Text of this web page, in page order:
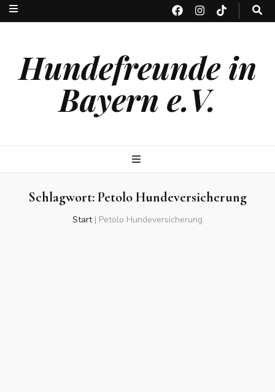
Hundefreunde in
Bayern e.V.
Schlagwort:Petolo Hundeversicherung
Start | Petolo Hundeversicherung